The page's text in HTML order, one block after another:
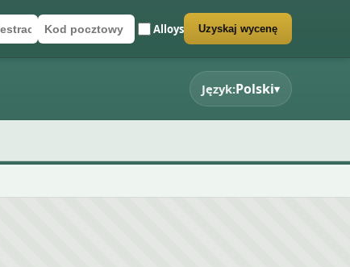
Alloys
wyceny Uzyskaj wycenę
Język:Polski▾